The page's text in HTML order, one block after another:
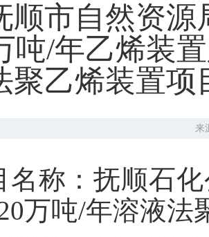
顺市自然资
吨/年乙烯装
聚乙烯装置项
来
名称：抚顺石
万吨/年溶液法